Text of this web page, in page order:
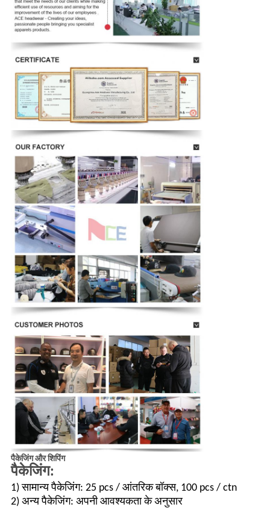
पैकेजिंग और शिपिंग
पैकेजिंग:
1) सामान्य पैकेजिंग: 25 pcs / आंतरिक बॉक्स, 100 pcs / ctn
2) अन्य पैकेजिंग: अपनी आवश्यकता के अनुसार